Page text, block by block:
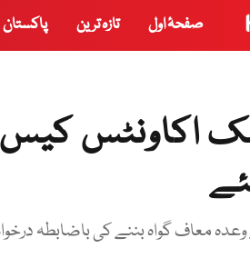
صفحۂ اول تازہ ترین پاکستان
اکاونٹس
معاف گواہ بننے کی باضابطہ